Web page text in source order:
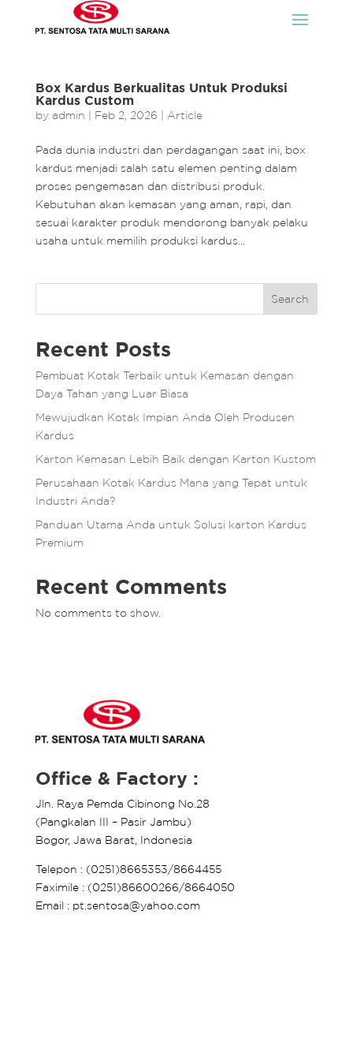
Box Kardus Berkualitas Untuk Produksi
Kardus Custom
by admin Feb 2, 2026 Article
Pada dunia industri dan perdagangan saat ini, box
kardus menjadi salah satu elemen penting dalam
proses pengemasan dan distribusi produk.
Kebutuhan akan kemasan yang aman, rapi, dan
sesuai karakter produk mendorong banyak pelaku
usaha untuk memilih produksi kardus...
Search
Recent Posts
Pembuat Kotak Terbaik untuk Kemasan dengan
Daya Tahan yang Luar Biasa
Mewujudkan Kotak Impian Anda Oleh Produsen
Kardus
Karton Kemasan Lebih Baik dengan Karton Kustom
Perusahaan Kotak Kardus Mana yang Tepat untuk
Industri Anda?
Panduan Utama Anda untuk Solusi karton Kardus
Premium
Recent Comments
No comments to show.
Office & Factory :
Jln. Raya Pemda Cibinong No.28
(Pangkalan III – Pasir Jambu)
Bogor, Jawa Barat, Indonesia
Telepon : (0251)8665353/8664455
Faximile : (0251)86600266/8664050
Email : pt.sentosa@yahoo.com